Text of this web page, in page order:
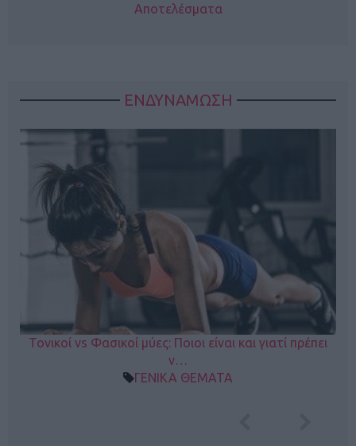
Αποτελέσματα
ΕΝΔΥΝΑΜΩΣΗ
Τονικοί vs Φασικοί μύες: Ποιοι είναι και γιατί πρέπει
ν…
ΓΕΝΙΚΑ ΘΕΜΑΤΑ